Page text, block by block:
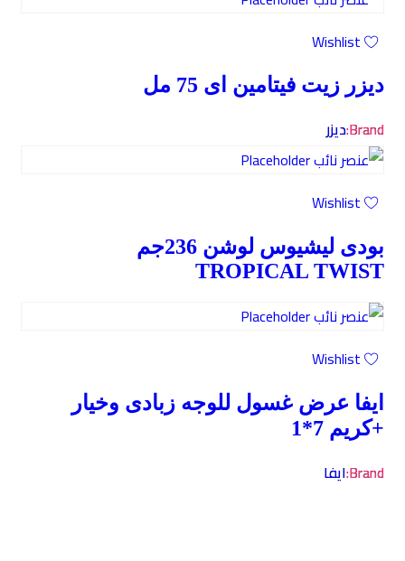
Wishlist
ديزر زيت فيتامين اى 75 مل
Brand:ديزر
Wishlist
بودى ليشيوس لوشن 236جم
TROPICAL TWIST
Wishlist
ايفا عرض غسول للوجه زبادى وخيار
+كريم 7*1
Brand: ايفا